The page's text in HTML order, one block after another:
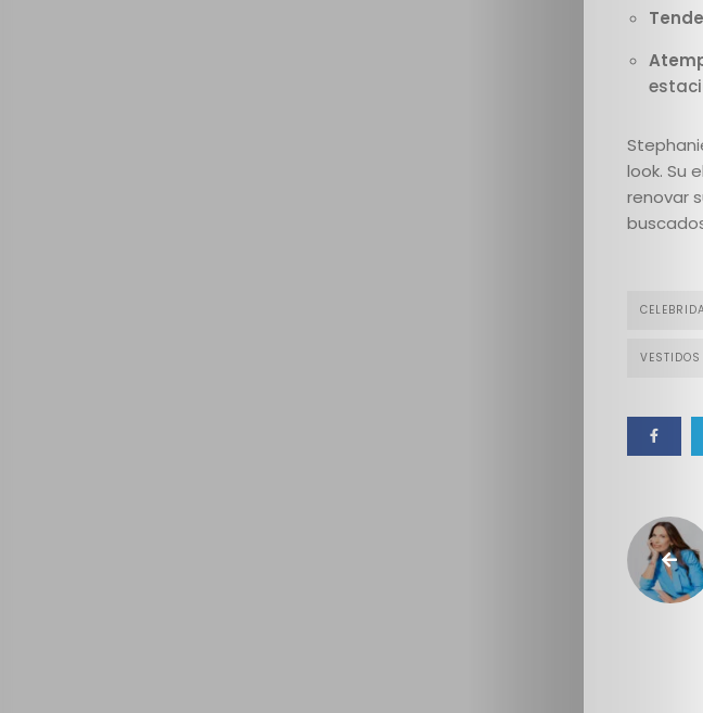
de
la
Search
look. Su
renovar
VESTIDOS